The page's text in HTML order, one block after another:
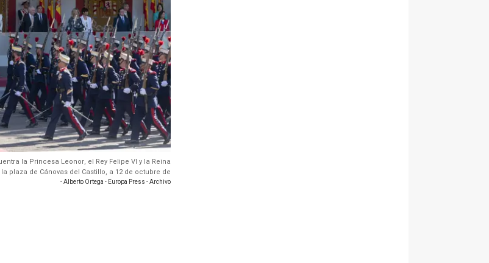
la Princesa Leonor, el Rey Felipe VI y la Reina
plaza de Cánovas del Castillo, a 12 de octubre de
- Alberto Ortega - Europa Press - Archivo